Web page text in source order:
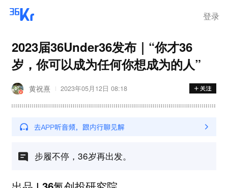
登录
2023届36Under36发布｜“你才36
岁，你可以成为任何你想成为的人”
黄祝熹 2023年05月12日 08:18
步履不停，36岁再出发。